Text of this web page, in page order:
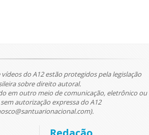
do A12 estão protegidos pela legislação
sobre direito autoral.
em outro meio de comunicação, eletrônico ou
autorização expressa do A12